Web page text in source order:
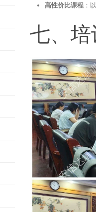
高性价比课程 ：
七、